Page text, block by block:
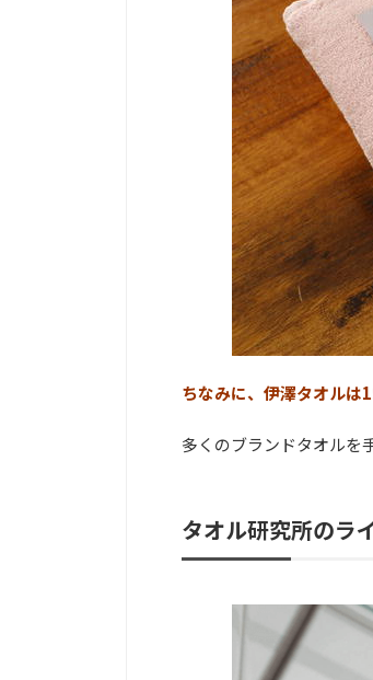
ちなみに、伊澤タオルは
多くのブランドタオルを
タオル研究所のラ